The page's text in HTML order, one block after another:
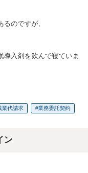
のですが、
導入剤を飲んで寝ていま
業代請求 業務委託契約
ン